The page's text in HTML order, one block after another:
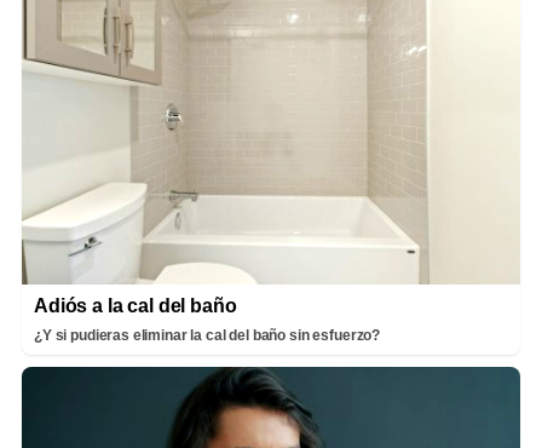
Adiós a la cal del baño
¿Y si pudieras eliminar la cal del baño sin esfuerzo?